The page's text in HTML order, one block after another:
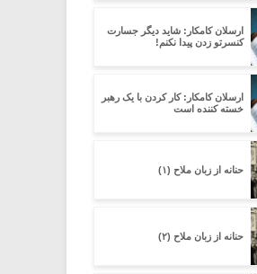
ارسلان کامکار: شاید دیگر جسارت
کنسرتو زدن پیدا نکنم!
ارسلان کامکار: کار کردن با یک رهبر
خسته کننده است
حنانه از زبان ملاح (۱)
حنانه از زبان ملاح (۲)